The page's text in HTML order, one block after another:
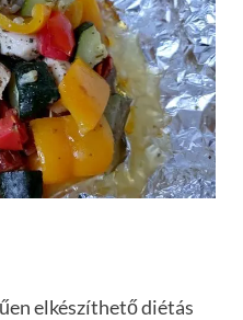
elkészíthető diétás